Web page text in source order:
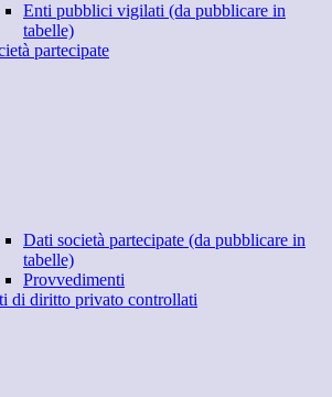
Enti pubblici vigilati (da pubblicare in
tabelle)
partecipate
Dati società partecipate (da pubblicare in
tabelle)
Provvedimenti
di diritto privato controllati